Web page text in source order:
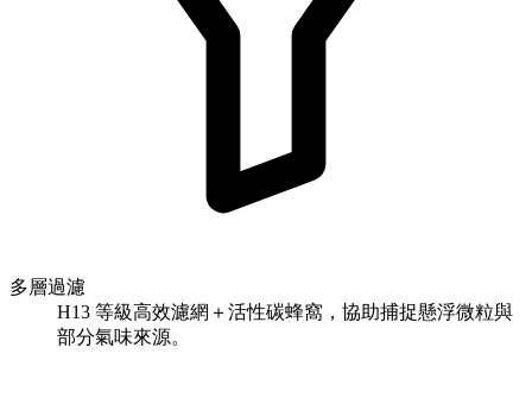
多層過濾
H13 等級高效濾網＋活性碳蜂窩，協助捕捉懸浮微粒與
部分氣味來源。